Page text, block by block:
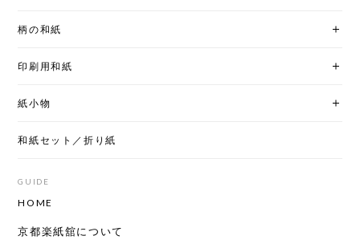
柄の和紙
印刷用和紙
紙小物
和紙セット／折り紙
GUIDE
HOME
京都楽紙舘について